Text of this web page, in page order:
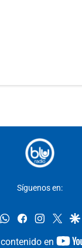
Síguenos en:
whatsappfacebookinstagram
en